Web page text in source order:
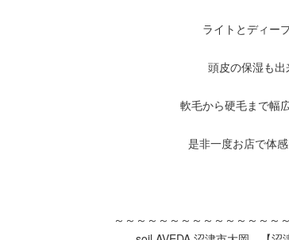
ライトとディー
頭皮の保湿も
軟毛から硬毛まで幅
是非一度お店で体
～～～～～～～～～～～～～～～